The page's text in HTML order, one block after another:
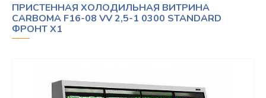
ПРИСТЕННАЯ ХОЛОДИЛЬНАЯ ВИТРИНА
CARBOMA F16-08 VV 2,5-1 0300 STANDARD
ФРОНТ X1